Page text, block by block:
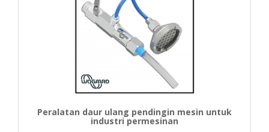
Peralatan daur ulang pendingin mesin untuk
industri permesinan